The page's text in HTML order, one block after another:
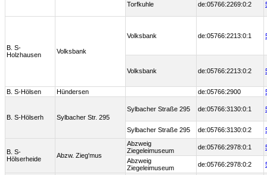
Torfkuhle de:05766:2269:0:2
B. S-
Holzhausen
Volksbank
Volksbank de:05766:2213:0:1
Volksbank de:05766:2213:0:2
B. S-Hölsen Hündersen de:05766:2900
B. S-Hölserh Sylbacher Str. 295
Sylbacher Straße 295 de:05766:3130:0:1
Sylbacher Straße 295 de:05766:3130:0:2
B. S-
Hölserheide
Abzw. Zieg'mus
Abzweig
Ziegeleimuseum
de:05766:2978:0:1
Abzweig
Ziegeleimuseum
de:05766:2978:0:2